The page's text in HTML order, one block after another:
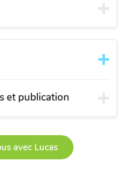
et publication
avec Lucas